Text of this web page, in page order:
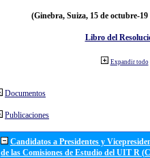
(Ginebra, Suiza, 15 de octubre-19
Libro del
Expandir todo
Documentos
Publicaciones
Candidatos a Presidentes y
de las Comisiones de Estudio del UIT R